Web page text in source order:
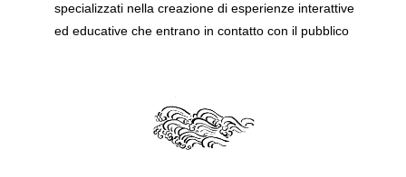
specializzati nella creazione di esperienze interattive
ed educative che entrano in contatto con il pubblico